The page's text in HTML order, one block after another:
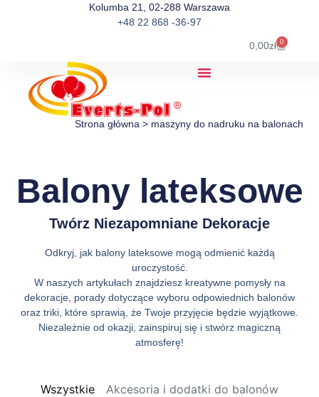
Kolumba 21, 02-288 Warszawa
+48 22 868 -36-97
0,00zł 0
Strona główna > maszyny do nadruku na balonach
Balony lateksowe
Twórz Niezapomniane Dekoracje
Odkryj, jak balony lateksowe mogą odmienić każdą
uroczystość.
W naszych artykułach znajdziesz kreatywne pomysły na
dekoracje, porady dotyczące wyboru odpowiednich balonów
oraz triki, które sprawią, że Twoje przyjęcie będzie wyjątkowe.
Niezależnie od okazji, zainspiruj się i stwórz magiczną
atmosferę!
Akcesoria i dodatki do balonów
Wszystkie